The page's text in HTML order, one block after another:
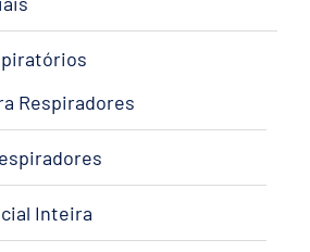
Respiradores
Inteira